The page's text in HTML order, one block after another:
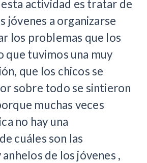
actividad es tratar de
jóvenes a organizarse
los problemas que los
que tuvimos una muy
que los chicos se
sobre todo se sintieron
muchas veces
no hay una
cuáles son las
de los jóvenes ,